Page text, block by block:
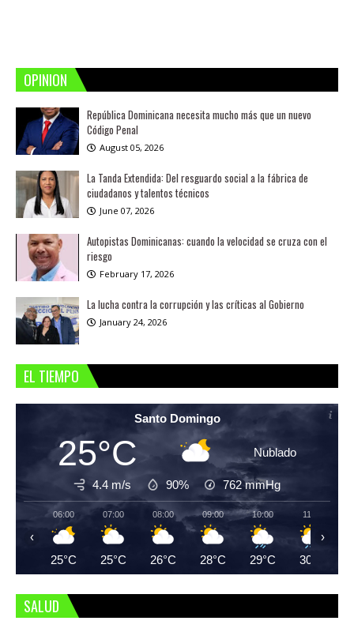
OPINION
República Dominicana necesita mucho más que un nuevo
Código Penal
August 05, 2026
La Tanda Extendida: Del resguardo social a la fábrica de
ciudadanos y talentos técnicos
June 07, 2026
Autopistas Dominicanas: cuando la velocidad se cruza con el
riesgo
February 17, 2026
La lucha contra la corrupción y las críticas al Gobierno
January 24, 2026
EL TIEMPO
Santo Domingo
25°C Nublado
4.4 m/s 90% 762mmHg
06:00
25°C
07:00
25°C
08:00
26°C
09:00
28°C
10:00
29°C
11:00
30°C
‹ ›
SALUD